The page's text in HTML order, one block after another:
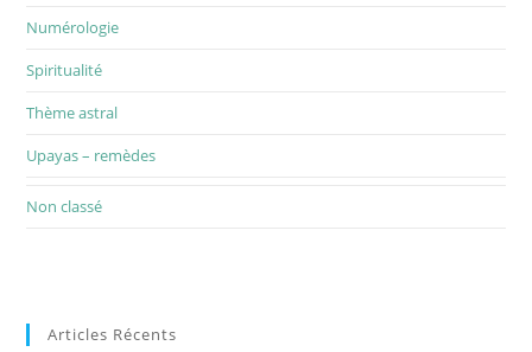
Numérologie
Spiritualité
Thème astral
Upayas – remèdes
Non classé
Articles Récents